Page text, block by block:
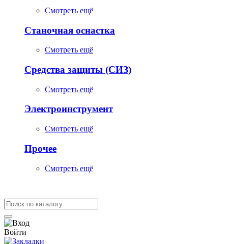
Смотреть ещё
Станочная оснастка
Смотреть ещё
Средства защиты (СИЗ)
Смотреть ещё
Электроинструмент
Смотреть ещё
Прочее
Смотреть ещё
Войти